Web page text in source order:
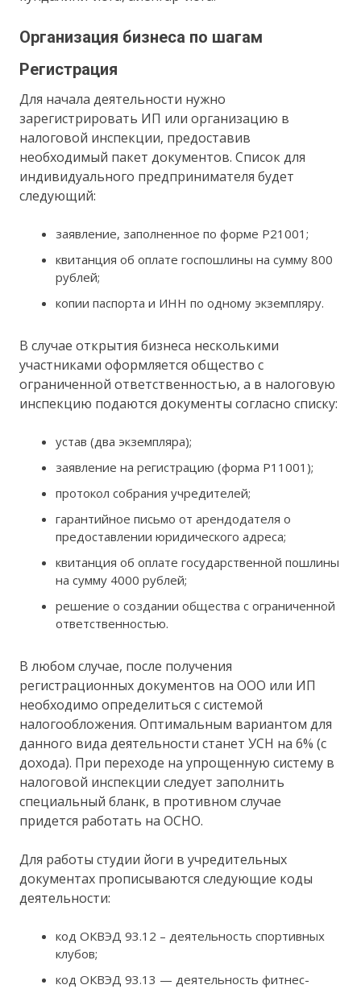
Организация бизнеса по шагам
Регистрация
Для начала деятельности нужно
зарегистрировать ИП или организацию в
налоговой инспекции, предоставив
необходимый пакет документов. Список для
индивидуального предпринимателя будет
следующий:
заявление, заполненное по форме Р21001;
квитанция об оплате госпошлины на сумму 800
рублей;
копии паспорта и ИНН по одному экземпляру.
В случае открытия бизнеса несколькими
участниками оформляется общество с
ограниченной ответственностью, а в налоговую
инспекцию подаются документы согласно списку:
устав (два экземпляра);
заявление на регистрацию (форма Р11001);
протокол собрания учредителей;
гарантийное письмо от арендодателя о
предоставлении юридического адреса;
квитанция об оплате государственной пошлины
на сумму 4000 рублей;
решение о создании общества с ограниченной
ответственностью.
В любом случае, после получения
регистрационных документов на ООО или ИП
необходимо определиться с системой
налогообложения. Оптимальным вариантом для
данного вида деятельности станет УСН на 6% (с
дохода). При переходе на упрощенную систему в
налоговой инспекции следует заполнить
специальный бланк, в противном случае
придется работать на ОСНО.
Для работы студии йоги в учредительных
документах прописываются следующие коды
деятельности:
код ОКВЭД 93.12 – деятельность спортивных
клубов;
код ОКВЭД 93.13 — деятельность фитнес-